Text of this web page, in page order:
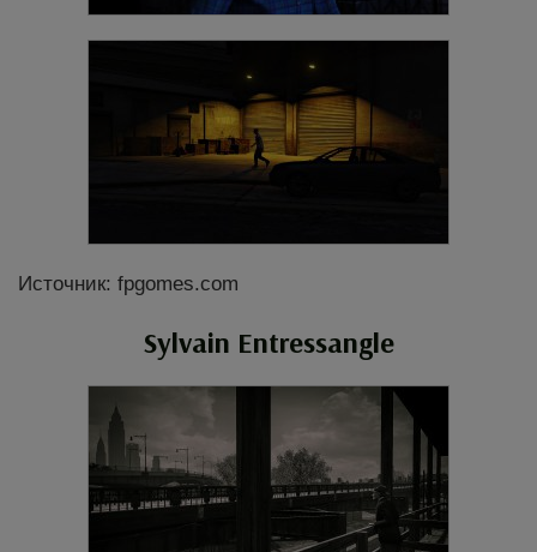
Источник: fpgomes.com
Sylvain Entressangle